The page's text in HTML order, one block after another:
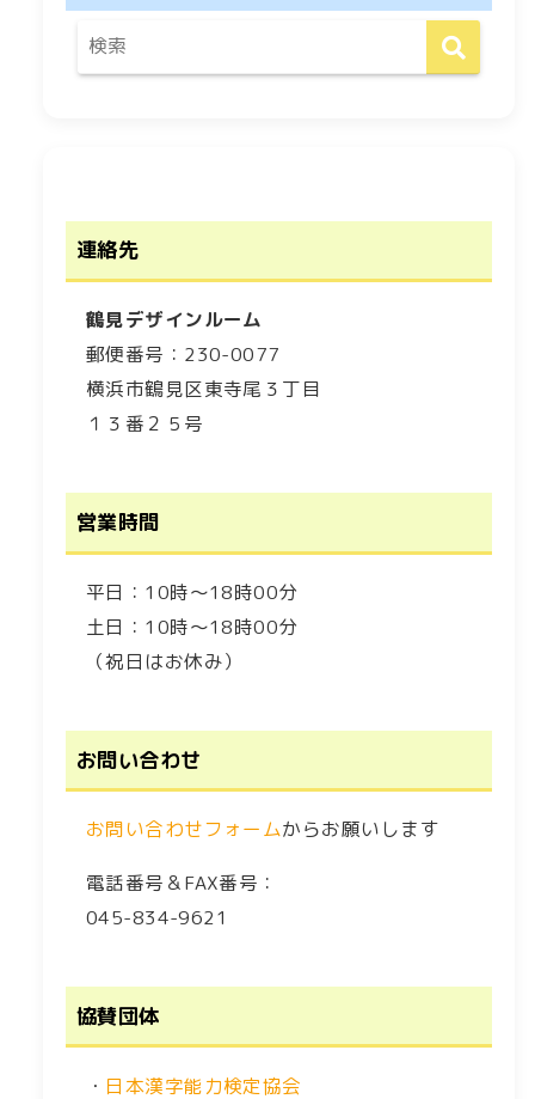
連絡先
鶴見デザインルーム
郵便番号：230-0077
横浜市鶴見区東寺尾３丁目
１３番２５号
営業時間
平日：10時～18時00分
土日：10時～18時00分
（祝日はお休み）
お問い合わせ
お問い合わせフォームからお願いします
電話番号＆FAX番号：
045-834-9621
協賛団体
・ 日本漢字能力検定協会